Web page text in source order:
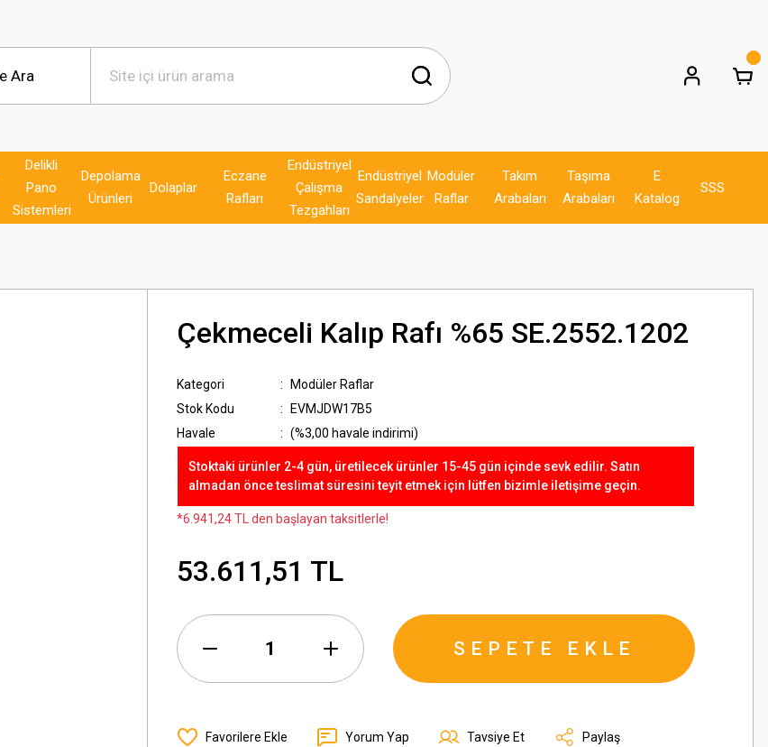
Delikli
Pano
Sistemleri
Depolama
Ürünleri
Dolaplar
Eczane
Rafları
Endüstriyel
Çalışma
Tezgahları
Endüstriyel
Sandalyeler
Modüler
Raflar
Takım
Arabaları
Taşıma
Arabaları
E
Katalog
SSS
Çekmeceli Kalıp Rafı %65 SE.2552.1202
Kategori
Modüler Raflar
Stok Kodu
EVMJDW17B5
Havale
(%3,00 havale indirimi)
Stoktaki ürünler 2-4 gün, üretilecek ürünler 15-45 gün içinde sevk edilir. Satın
almadan önce teslimat süresini teyit etmek için lütfen bizimle iletişime geçin.
*6.941,24 TL den başlayan taksitlerle!
53.611,51 TL
SEPETE EKLE
Yorum Yap Tavsiye Et Paylaş